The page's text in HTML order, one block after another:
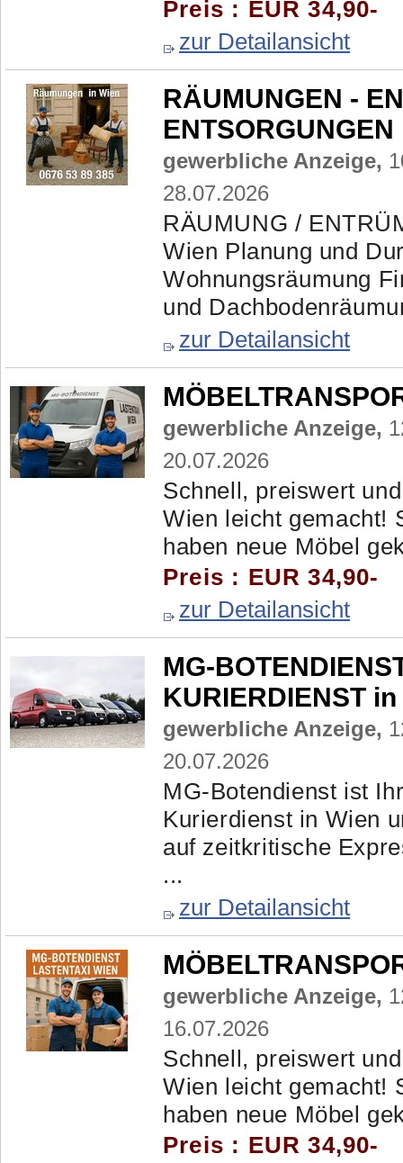
Preis : EUR 34,90-
zur Detailansicht
RÄUMUNGEN -
gewerbliche Anzeige,
28.07.2026
RÄUMUNG /
Wien Planung und
Wohnungsräumung
und
zur Detailansicht
gewerbliche Anzeige,
20.07.2026
Schnell, preiswert
Wien leicht gemacht!
haben neue Möbel
Preis : EUR 34,90-
zur Detailansicht
MG-
KURIERDIENST
gewerbliche Anzeige,
20.07.2026
MG‑Botendienst ist
Kurierdienst in Wien
auf zeitkritische
...
zur Detailansicht
gewerbliche Anzeige,
16.07.2026
Schnell, preiswert
Wien leicht gemacht!
haben neue Möbel
Preis : EUR 34,90-